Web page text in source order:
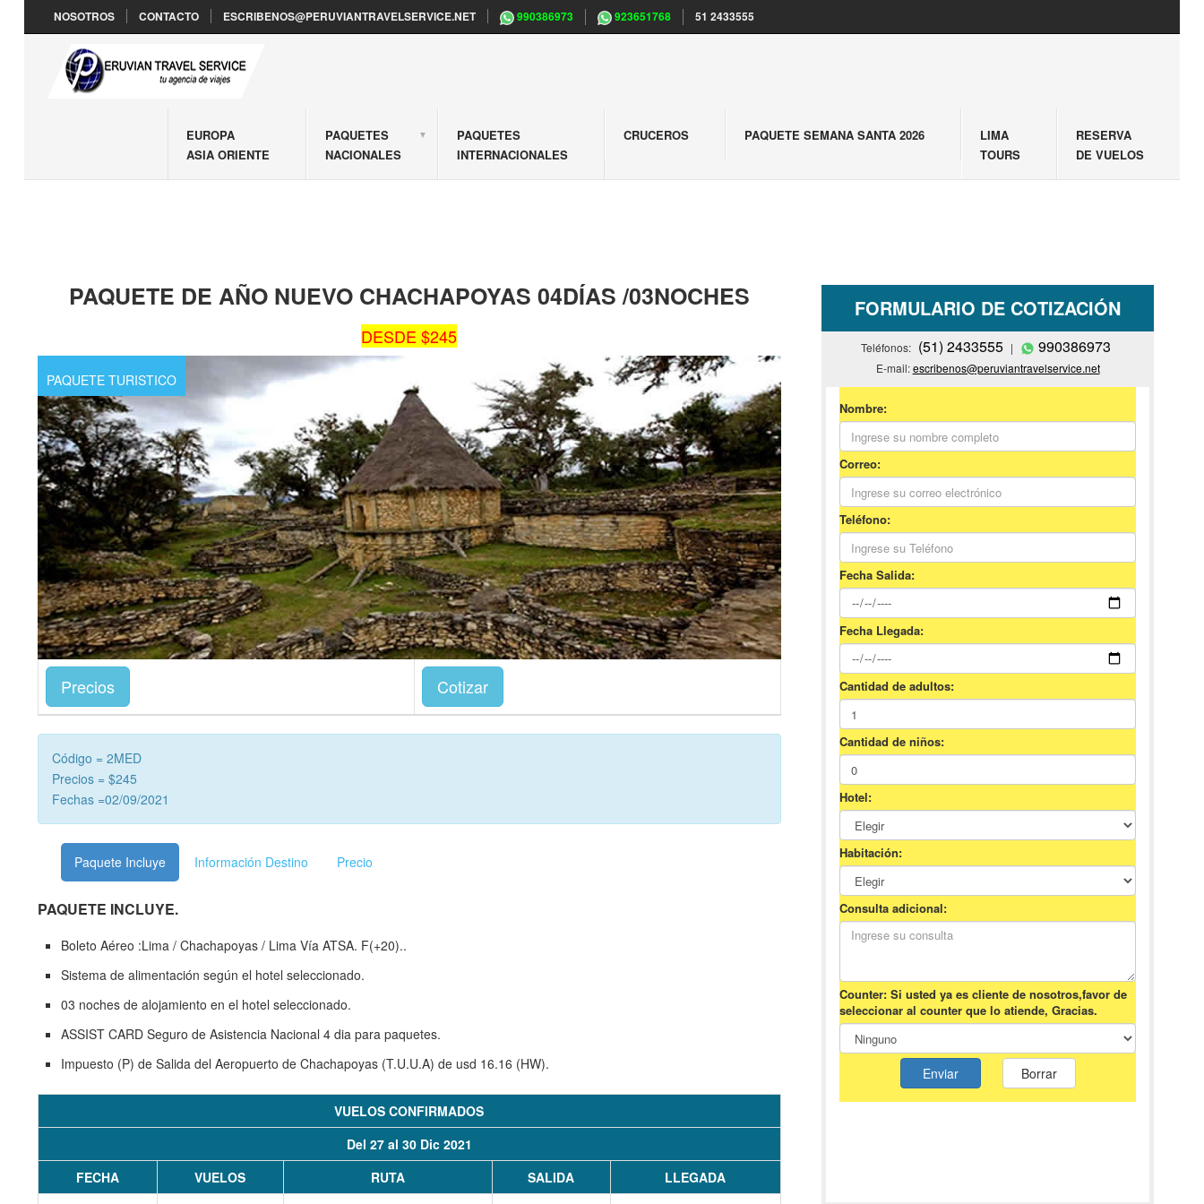
NOSOTROS CONTACTO ESCRIBENOS@PERUVIANTRAVELSERVICE.NET 990386973 923651768 51 2433555
EUROPA
ASIA ORIENTE
PAQUETES
NACIONALES
PAQUETES
INTERNACIONALES
CRUCEROS PAQUETE SEMANA SANTA 2026
LIMA
TOURS
RESERVA
DE VUELOS
PAQUETE DE AÑO NUEVO CHACHAPOYAS 04DÍAS /03NOCHES
DESDE $245
PAQUETE TURISTICO
Precios Cotizar
Código = 2MED
Precios = $245
Fechas =02/09/2021
Paquete Incluye Información Destino Precio
PAQUETE INCLUYE.
Boleto Aéreo :Lima / Chachapoyas / Lima Vía ATSA. F(+20)..
Sistema de alimentación según el hotel seleccionado.
03 noches de alojamiento en el hotel seleccionado.
ASSIST CARD Seguro de Asistencia Nacional 4 dia para paquetes.
Impuesto (P) de Salida del Aeropuerto de Chachapoyas (T.U.U.A) de usd 16.16 (HW).
VUELOS CONFIRMADOS
Del 27 al 30 Dic 2021
FECHA
VUELOS RUTA SALIDA
LLEGADA
FORMULARIO DE COTIZACIÓN
Teléfonos: (51) 2433555 | 990386973
E-mail:escribenos@peruviantravelservice.net